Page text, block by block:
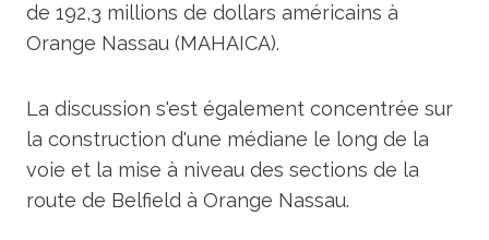
de 192,3 millions de dollars américains à
Orange Nassau (MAHAICA).
La discussion s'est également concentrée sur
la construction d'une médiane le long de la
voie et la mise à niveau des sections de la
route de Belfield à Orange Nassau.